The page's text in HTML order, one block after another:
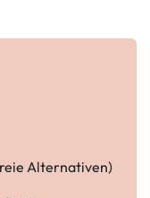
Alternativen)